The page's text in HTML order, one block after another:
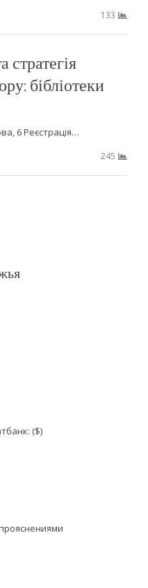
133
бібліотеки
6 Реєстрація…
245
($)